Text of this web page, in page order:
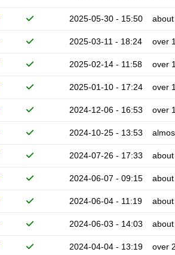
2025-05-30 - 15:50
2025-03-11 - 18:24 over
2025-02-14 - 11:58 over
2025-01-10 - 17:24 over
2024-12-06 - 16:53 over
2024-10-25 - 13:53
2024-07-26 - 17:33
2024-06-07 - 09:15
2024-06-04 - 11:19
2024-06-03 - 14:03
2024-04-04 - 13:19 over